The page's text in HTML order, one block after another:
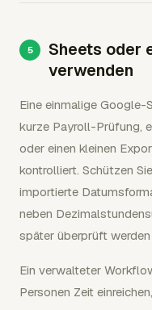
Sheets oder
verwenden
Eine einmalige Google-
kurze Payroll-Prüfung,
oder einen kleinen
kontrolliert. Schützen
importierte
neben
später überprüft werden
Ein verwalteter
Personen Zeit